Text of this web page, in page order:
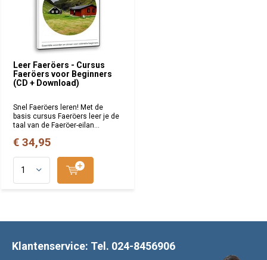
Leer Faeröers - Cursus
Faeröers voor Beginners
(CD + Download)
Snel Faeröers leren! Met de
basis cursus Faeröers leer je de
taal van de Faeröer-eilan...
€ 34,95
Klantenservice: Tel. 024-8456906